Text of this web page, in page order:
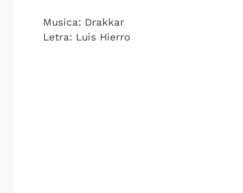
Musica: Drakkar
Letra: Luis Hierro